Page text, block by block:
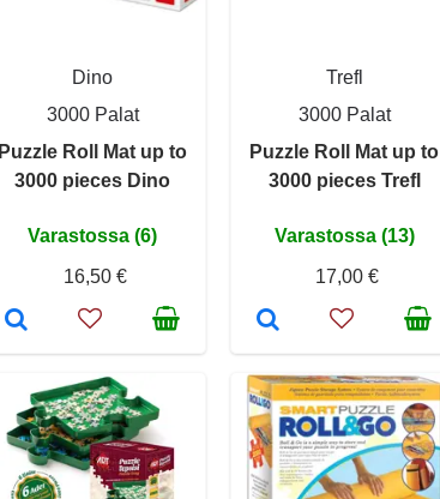
Dino
3000 Palat
Puzzle Roll Mat up to
3000 pieces Dino
Varastossa (6)
16,50 €
Trefl
3000 Palat
Puzzle Roll Mat up to
3000 pieces Trefl
Varastossa (13)
17,00 €